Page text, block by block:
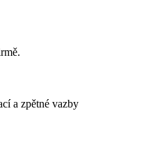
a zpětné vazby